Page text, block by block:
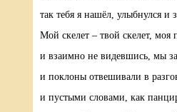
так тебя я нашёл, улыбнулся и
Мой скелет – твой скелет, моя
и взаимно не видевшись, мы
и поклоны отвешивали в
и пустыми словами, как